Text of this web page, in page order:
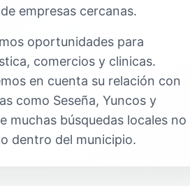
empresas cercanas.
oportunidades para
comercios y clinicas.
en cuenta su relación con
como Seseña, Yuncos y
muchas búsquedas locales no
dentro del municipio.